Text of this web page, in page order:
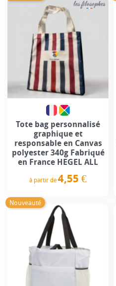
Tote bag personnalisé
graphique et
responsable en Canvas
polyester 340g Fabriqué
en France HEGEL ALL
à partir de 4,55 €
Nouveauté